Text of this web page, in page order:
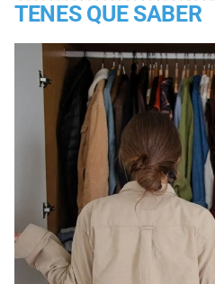
TENES QUE SABER